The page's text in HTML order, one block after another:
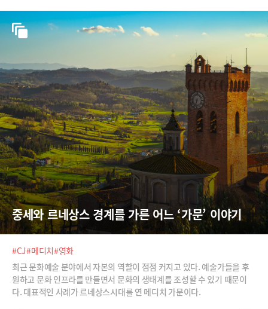
중세와 르네상스 경계를 가른 어느 ‘가문’ 이야기
#CJ#메디치#영화
최근 문화예술 분야에서 자본의 역할이 점점 커지고 있다. 예술가들을 후
원하고 문화 인프라를 만들면서 문화의 생태계를 조성할 수 있기 때문이
다. 대표적인 사례가 르네상스시대를 연 메디치 가문이다.